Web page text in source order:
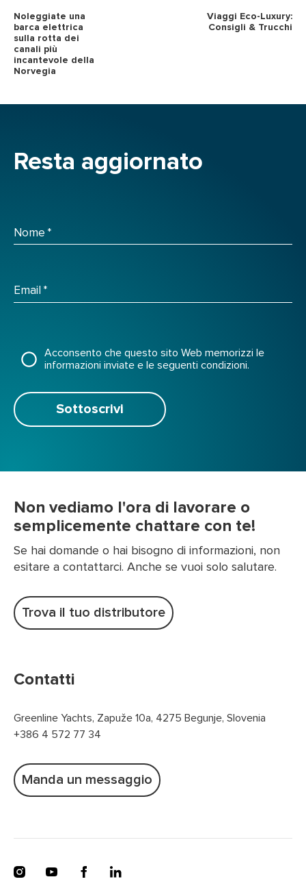
Noleggiate una
barca elettrica
sulla rotta dei
canali più
incantevole della
Norvegia
Viaggi Eco-Luxury:
Consigli & Trucchi
Resta aggiornato
Nome *
Email *
Acconsento che questo sito Web memorizzi le
informazioni inviate e le seguenti condizioni.
Sottoscrivi
Non vediamo l'ora di lavorare o
semplicemente chattare con te!
Se hai domande o hai bisogno di informazioni, non
esitare a contattarci. Anche se vuoi solo salutare.
Trova il tuo distributore
Contatti
Greenline Yachts, Zapuže 10a, 4275 Begunje, Slovenia
+386 4 572 77 34
Manda un messaggio